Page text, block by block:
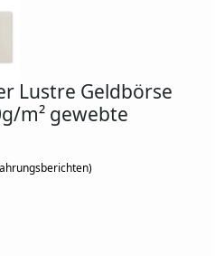
Lustre Geldbörse
m² gewebte